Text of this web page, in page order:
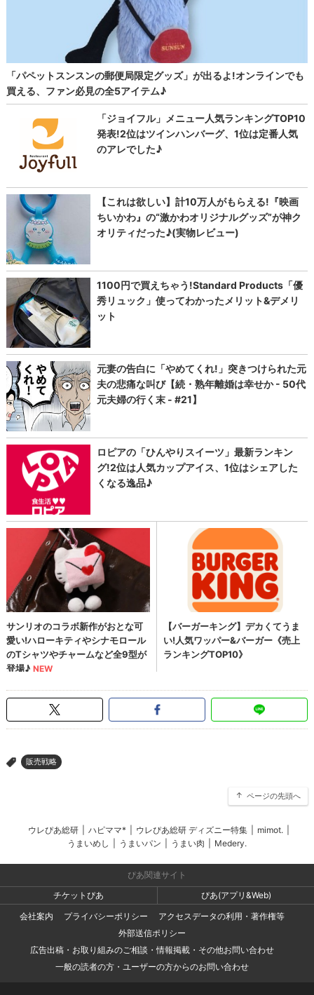
> 販売戦略
ページの先頭へ
ウレぴあ総研 ハピママ* ウレぴあ総研 ディズニー特集 mimot.
うまいめし
うまいパン うまい肉 Medery.
ぴあ関連サイト
チケットぴあ
ぴあ(アプリ&Web)
会社案内
プライバシーポリシー
アクセスデータの利用・著作権等
外部送信ポリシー
広告出稿・お取り組みのご相談・情報掲載・その他お問い合わせ
一般の読者の方・ユーザーの方からのお問い合わせ